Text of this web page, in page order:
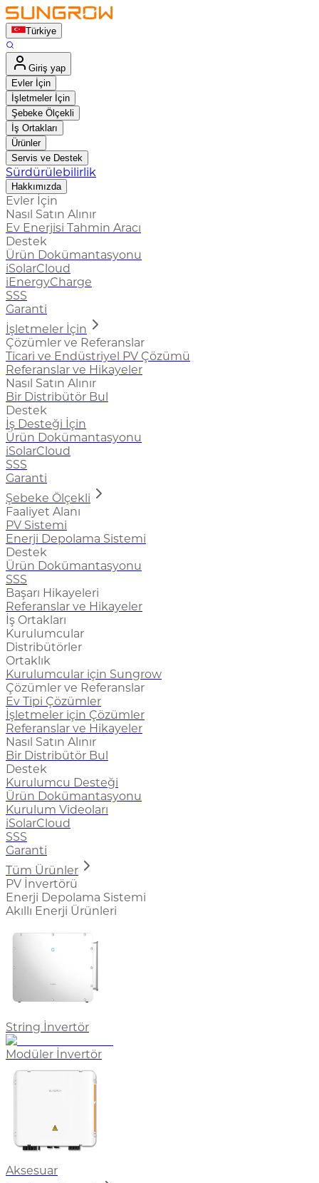
Türkiye
Giriş yap
Evler İçin
İşletmeler İçin
Şebeke Ölçekli
İş Ortakları
Ürünler
Servis ve Destek
Sürdürülebilirlik
Hakkımızda
Evler İçin
Nasıl Satın Alınır
Ev Enerjisi Tahmin Aracı
Destek
Ürün Dokümantasyonu
iSolarCloud
iEnergyCharge
SSS
Garanti
İşletmeler İçin
Çözümler ve Referanslar
Ticari ve Endüstriyel PV Çözümü
Referanslar ve Hikayeler
Nasıl Satın Alınır
Bir Distribütör Bul
Destek
İş Desteği İçin
Ürün Dokümantasyonu
iSolarCloud
SSS
Garanti
Şebeke Ölçekli
Faaliyet Alanı
PV Sistemi
Enerji Depolama Sistemi
Destek
Ürün Dokümantasyonu
SSS
Başarı Hikayeleri
Referanslar ve Hikayeler
İş Ortakları
Kurulumcular
Distribütörler
Ortaklık
Kurulumcular için Sungrow
Çözümler ve Referanslar
Ev Tipi Çözümler
İşletmeler için Çözümler
Referanslar ve Hikayeler
Nasıl Satın Alınır
Bir Distribütör Bul
Destek
Kurulumcu Desteği
Ürün Dokümantasyonu
Kurulum Videoları
iSolarCloud
SSS
Garanti
Tüm Ürünler
PV İnvertörü
Enerji Depolama Sistemi
Akıllı Enerji Ürünleri
String İnvertör
Modüler İnvertör
Aksesuar